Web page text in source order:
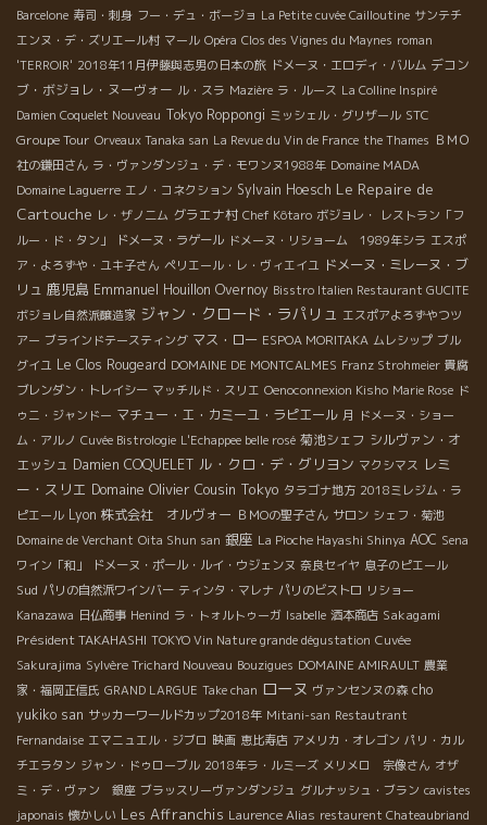
Barcelone 寿司・刺身 フー・デュ・ボージョ La Petite cuvée Cailloutine サンテチ
エンヌ・デ・ズリエール村 マール Opéra Clos des Vignes du Maynes roman
'TERROIR' 2018年11月伊藤與志男の日本の旅 ドメーヌ・エロディ・バルム デコン
ブ・ボジョレ・ヌーヴォー ル・スラ Mazière ラ・ルース La Colline Inspiré
Damien Coquelet Nouveau Tokyo Roppongi ミッシェル・グリザール STC
Groupe Tour Orveaux Tanaka san La Revue du Vin de France the Thames ＢＭＯ
社の鎌田さん ラ・ヴァンダンジュ・デ・モワンヌ1988年 Domaine MADA
Domaine Laguerre エノ・コネクション Sylvain Hoesch Le Repaire de
Cartouche レ・ザノ二ム グラエナ村 Chef Kôtaro ボジョレ・
レストラン「フ
ルー・ド・タン」
ドメーヌ・ラゲール ドメーヌ・リショーム 1989年シラ エスポ
ア・よろずや・ユキ子さん ペリエール・レ・ヴィエイユ ドメーヌ・ミレーヌ・ブ
リュ 鹿児島 Emmanuel Houillon Overnoy Bisstro Italien Restaurant GUCITE
ボジョレ自然派醸造家 ジャン・クロード・ラパリュ エスポアよろずやつツ
アー ブラインドテースティング マス・ロー ESPOA MORITAKA ムレシップ ブル
グイユ Le Clos Rougeard DOMAINE DE MONTCALMES Franz Strohmeier 貴腐
ブレンダン・トレイシー マッチルド・スリエ Oenoconnexion Kisho Marie Rose ド
ゥニ・ジャンドー マチュー・エ・カミーユ・ラピエール 月 ドメーヌ・ショー
ム・アルノ Cuvée Bistrologie L'Echappee belle rosé 菊池シェフ シルヴァン・オ
エッシュ Damien COQUELET ル・クロ・デ・グリヨン マクシマス レミ
ー・スリエ Domaine Olivier Cousin Tokyo タラゴナ地方 2018ミレジム・ラ
ピエール Lyon 株式会社 オルヴォー ＢＭОの聖子さん サロン シェフ・菊池
Domaine de Verchant Oita Shun san 銀座 La Pioche Hayashi Shinya AOC Sena
ワイン「和」
ドメーヌ・ポール・ルイ・ウジェンヌ 奈良セイヤ 息子のピエール
Sud パリの自然派ワインバー ティンタ・マレナ パリのビストロ リショー
Kanazawa 日仏商事 Henind ラ・トォルトゥーガ Isabelle 酒本商店 Sakagami
Président TAKAHASHI TOKYO Vin Nature grande dégustation Cuvée
Sakurajima Sylvère Trichard Nouveau Bouzigues DOMAINE AMIRAULT 農業
家・福岡正信氏 GRAND LARGUE Take chan ローヌ ヴァンセンヌの森 cho
yukiko san サッカーワールドカップ2018年 Mitani-san Restautrant
Fernandaise エマニュエル・ジブロ 映画 恵比寿店 アメリカ・オレゴン パリ・カル
チエラタン ジャン・ドゥローブル 2018年ラ・ルミーズ メリメロ 宗像さん オザ
ミ・デ・ヴァン 銀座 ブラッスリーヴァンダンジュ グルナッシュ・ブラン cavistes
japonais 懐かしい Les Affranchis Laurence Alias restaurent Chateaubriand